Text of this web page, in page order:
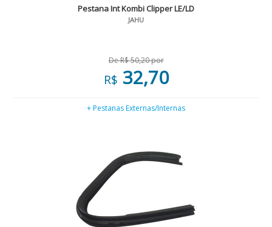
Pestana Int Kombi Clipper LE/LD
JAHU
De R$ 50,20 por
R$ 32,70
+ Pestanas Externas/Internas